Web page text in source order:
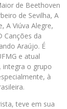
de Beethoven
de Sevilha, A
A Viúva Alegre,
Canções da
Araújo. É
e atual
integra o grupo
à
teve em sua